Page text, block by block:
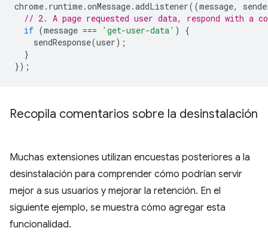
chrome. runtime.onMessage.addListener((message,
// 2. A page requested user data, respond with a
if (message === 'get-user-data' )
{
sendResponse(user);
}
});
Recopila comentarios sobre la desinstalación
Muchas extensiones utilizan encuestas posteriores a la
desinstalación para comprender cómo podrían servir
mejor a sus usuarios y mejorar la retención. En el
siguiente ejemplo, se muestra cómo agregar esta
funcionalidad.